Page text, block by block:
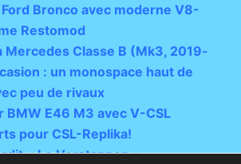
Bronco avec moderne V8-
Restomod
Mercedes Classe B (Mk3, 2019-
: un monospace haut de
peu de rivaux
BMW E46 M3 avec V-CSL
pour CSL-Replika!
« Le Verstappen »